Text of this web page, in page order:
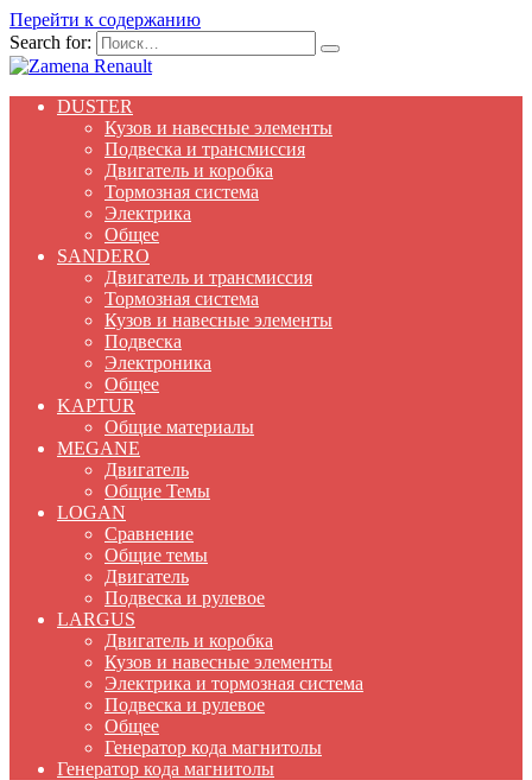
Перейти к содержанию
Search for:
DUSTER
Кузов и навесные элементы
Подвеска и трансмиссия
Двигатель и коробка
Тормозная система
Электрика
Общее
SANDERO
Двигатель и трансмиссия
Тормозная система
Кузов и навесные элементы
Подвеска
Электроника
Общее
KAPTUR
Общие материалы
MEGANE
Двигатель
Общие Темы
LOGAN
Сравнение
Общие темы
Двигатель
Подвеска и рулевое
LARGUS
Двигатель и коробка
Кузов и навесные элементы
Электрика и тормозная система
Подвеска и рулевое
Общее
Генератор кода магнитолы
Генератор кода магнитолы